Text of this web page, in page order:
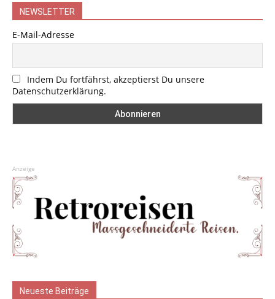
NEWSLETTER
E-Mail-Adresse
Indem Du fortfährst, akzeptierst Du unsere
Datenschutzerklärung.
Anzeige
Neueste Beiträge